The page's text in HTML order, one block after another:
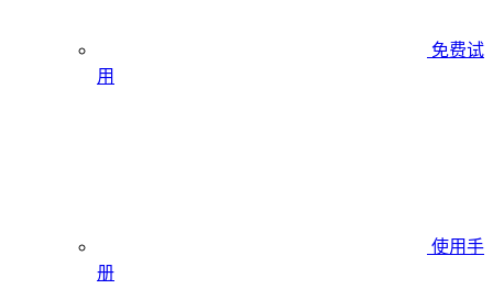
免费试
用
使用手
册